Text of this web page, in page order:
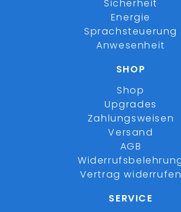
Sicherheit
Energie
Sprachsteuerung
Anwesenheit
SHOP
Shop
Upgrades
Zahlungsweisen
Versand
AGB
Vertrag widerrufen
SERVICE